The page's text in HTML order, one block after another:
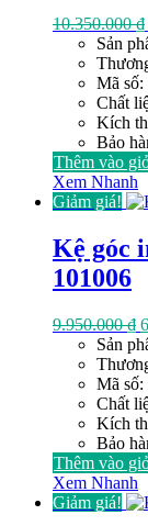
10.350.000₫
Sản
Mã
Chất
Kích
Bảo
Thêm vào
Xem Nhanh
Giảm giá!
Kệ góc
101006
9.950.000₫
Sản
Mã
Chất
Kích
Bảo
Thêm vào
Xem Nhanh
Giảm giá!